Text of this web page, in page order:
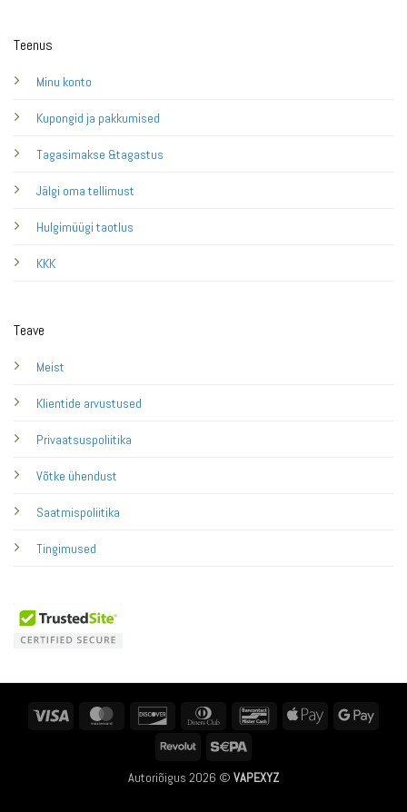
Teenus
Minu konto
Kupongid ja pakkumised
Tagasimakse &tagastus
Jälgi oma tellimust
Hulgimüügi taotlus
KKK
Teave
Meist
Klientide arvustused
Privaatsuspoliitika
Võtke ühendust
Saatmispoliitika
Tingimused
MasterCard Discover
Dinners
BancontactApple
Revolut
Autoriõigus 2026 © VAPEXYZ